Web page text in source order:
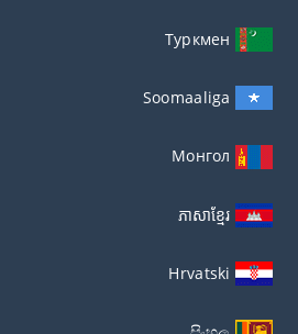
Туркмен
Soomaaliga
Монгол
ភាសាខ្មែរ
Hrvatski